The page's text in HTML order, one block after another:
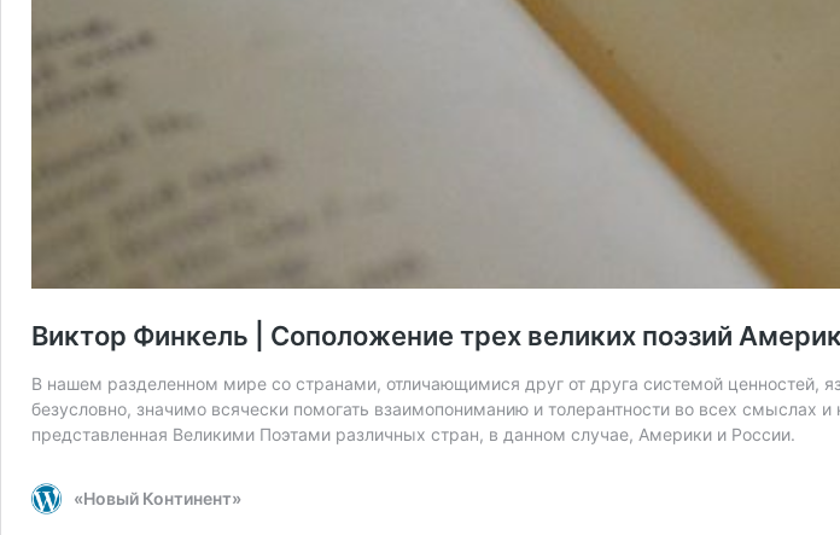
Виктор Финкель | Соположение трех великих поэзий
В нашем разделенном мире со странами, отличающимися друг от друга системой ценностей,
безусловно, значимо всячески помогать взаимопониманию и толерантности во всех смыслах
представленная Великими Поэтами различных стран, в данном случае, Америки и России.
«Новый Континент»